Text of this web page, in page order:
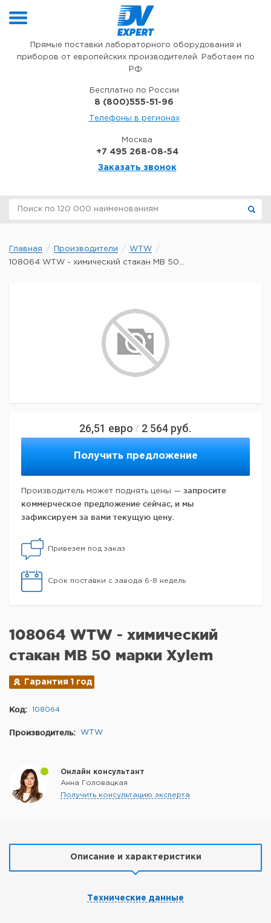
Прямые поставки лабораторного оборудования и
приборов от европейских производителей. Работаем по
РФ
Бесплатно по России
8 (800)555-51-96
Телефоны в регионах
Москва
+7 495 268-08-54
Заказать звонок
Главная Производители
WTW
108064 WTW - химический стакан MB 50...
26,51 евро / 2 564 руб.
Получить предложение
Производитель может поднять цены — запросите
коммерческое предложение сейчас, и мы
зафиксируем за вами текущую цену.
Привезем под заказ
Срок поставки с завода 6-8 недель
108064 WTW - химический
стакан MB 50 марки Xylem
Гарантия 1 год
Код: 108064
Производитель: WTW
Онлайн консультант
Анна Головацкая
Получить консультацию эксперта
Описание и характеристики
Технические данные